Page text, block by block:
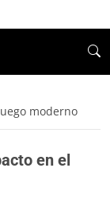
moderno
en el